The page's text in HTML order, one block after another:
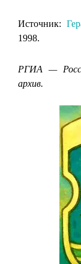
Источник:
1998.
РГИА —
архив.